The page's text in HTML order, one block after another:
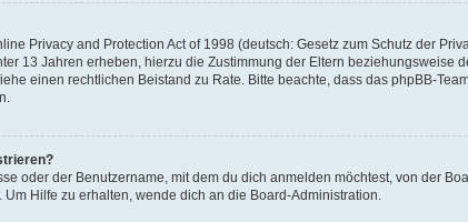
Privacy and Protection Act of 1998 (deutsch: Gesetz zum Schutz der
13 Jahren erheben, hierzu die Zustimmung der Eltern
einen rechtlichen Beistand zu Rate. Bitte beachte, dass das phpBB-
oder der Benutzername, mit dem du dich anmelden möchtest, von der
Hilfe zu erhalten, wende dich an die Board-Administration.